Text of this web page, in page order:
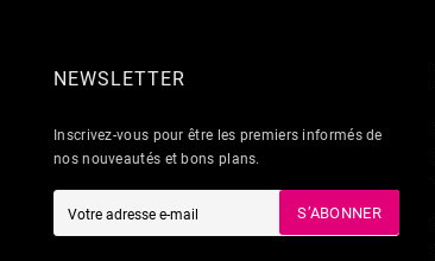
NEWSLETTER
Inscrivez-vous pour être les premiers informés de
nos nouveautés et bons plans.
S’ABONNER